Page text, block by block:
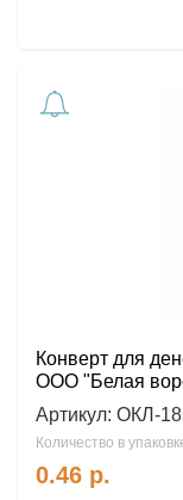
Конверт для
ООО "Белая
Артикул: ОКЛ-
Количество в
0.46 р.